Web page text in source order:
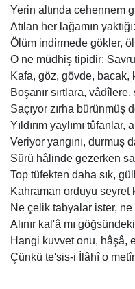
Yerin altında cehennem
Atılan her lağamın
Ölüm indirmede gökler,
O ne müdhiş tipidir:
Kafa, göz, gövde, bacak,
Boşanır sırtlara,
Saçıyor zırha bürünmüş
Yıldırım yaylımı tûfanlar,
Veriyor yangını, durmuş
Sürü hâlinde gezerken
Top tüfekten daha sık,
Kahraman orduyu seyret
Ne çelik tabyalar ister, ne
Alınır kal'â mı
Hangi kuvvet onu, hâşâ,
Çünkü te'sis-i İlâhî o